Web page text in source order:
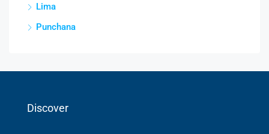
Lima
Punchana
Discover